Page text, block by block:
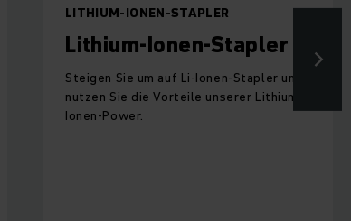
LITHIUM-IONEN-STAPLER
Lithium-Ionen-Stapler
Steigen Sie um auf Li-Ionen-Stapler und
nutzen Sie die Vorteile unserer Lithium-
Ionen-Power.